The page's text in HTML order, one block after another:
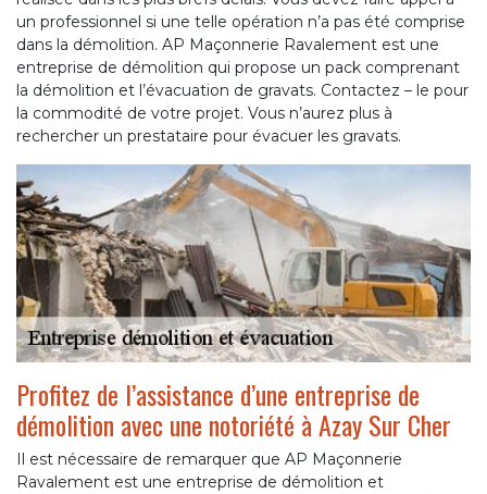
un professionnel si une telle opération n’a pas été comprise
dans la démolition. AP Maçonnerie Ravalement est une
entreprise de démolition qui propose un pack comprenant
la démolition et l’évacuation de gravats. Contactez – le pour
la commodité de votre projet. Vous n’aurez plus à
rechercher un prestataire pour évacuer les gravats.
Profitez de l’assistance d’une entreprise de
démolition avec une notoriété à Azay Sur Cher
Il est nécessaire de remarquer que AP Maçonnerie
Ravalement est une entreprise de démolition et